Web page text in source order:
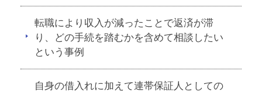
転職により収入が減ったことで返済が滞
り、どの手続を踏むかを含めて相談したい
という事例
自身の借入れに加えて連帯保証人としての